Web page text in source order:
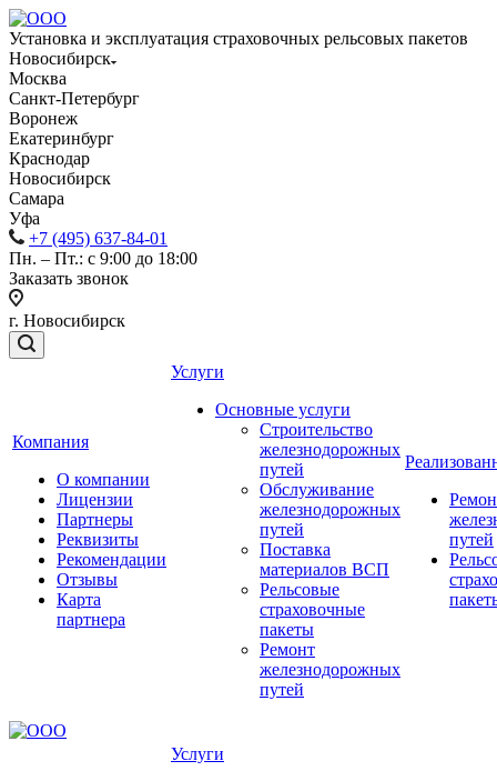
Установка и эксплуатация страховочных рельсовых пакетов
Новосибирск
Москва
Санкт-Петербург
Воронеж
Екатеринбург
Краснодар
Новосибирск
Самара
Уфа
+7 (495) 637-84-01
Пн. – Пт.: с 9:00 до 18:00
Заказать звонок
г. Новосибирск
Компания
О компании
Лицензии
Партнеры
Реквизиты
Рекомендации
Отзывы
Карта
партнера
Услуги
Основные услуги
Строительство
железнодорожных
путей
Обслуживание
железнодорожных
путей
Поставка
материалов ВСП
Рельсовые
страховочные
пакеты
Ремонт
железнодорожных
путей
путей
Услуги